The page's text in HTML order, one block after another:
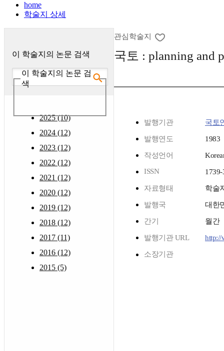
home
학술지 상세
이 학술지의 논문 검색
이 학술지의 논문 검
색
2025 (10)
2024 (12)
2023 (12)
2022 (12)
2021 (12)
2020 (12)
2019 (12)
2018 (12)
2017 (11)
2016 (12)
2015 (5)
관심학술지
국토 : planning and
발행기관 국토
발행연도 1983
작성언어
ISSN
1739-
자료형태 학술
발행국 대한
간기 월간
발행기관 URL http://
소장기관